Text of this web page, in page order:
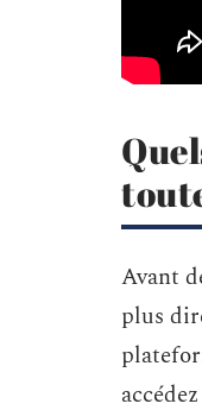
Avant
plus